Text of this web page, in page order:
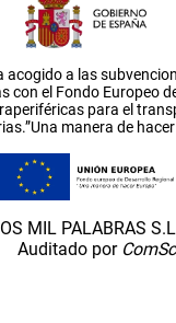
acogido a las
con el Fondo Europeo
para el
manera de
MIL PALABRAS
Auditado por